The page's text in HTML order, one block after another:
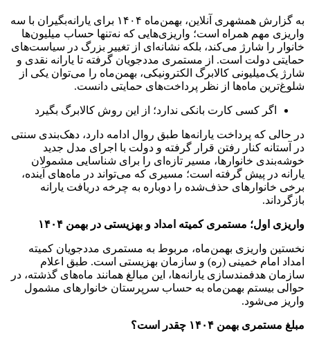
به گزارش همشهری آنلاین، بهمن‌ماه ۱۴۰۴ برای یارانه‌بگیران با سه
واریزی مهم همراه است؛ واریزی‌هایی که نه‌تنها حساب میلیون‌ها
خانوار را شارژ می‌کند، بلکه نشانه‌ای از تغییر بزرگ در سیاست‌های
حمایتی دولت است. از مستمری مددجویان گرفته تا یارانه نقدی و
شارژ یک‌میلیونی کالابرگ الکترونیکی، بهمن‌ماه را می‌توان یکی از
شلوغ‌ترین ماه‌ها از نظر پرداخت‌های حمایتی دانست.
اگر کسی کارت بانکی ندارد؛ از این روش کالابرگ بگیرد
در حالی که پرداخت یارانه‌ها طبق روال ادامه دارد، دهک‌بندی سنتی
در آستانه کنار رفتن قرار گرفته و دولت با اجرای مدل جدید
خوشه‌بندی خانوارها، مسیر تازه‌ای را برای شناسایی مشمولان
یارانه در پیش گرفته است؛ مسیری که می‌تواند در ماه‌های آینده،
برخی خانوارهای حذف‌شده را دوباره به چرخه دریافت یارانه
بازگرداند.
واریزی اول؛ مستمری کمیته امداد و بهزیستی در بهمن ۱۴۰۴
نخستین واریزی بهمن‌ماه، مربوط به مستمری مددجویان کمیته
امداد امام خمینی (ره) و سازمان بهزیستی است. طبق اعلام
سازمان هدفمندسازی یارانه‌ها، این مبالغ همانند ماه‌های گذشته، در
حوالی بیستم بهمن‌ماه به حساب سرپرستان خانوارهای مشمول
واریز می‌شود.
مبلغ مستمری بهمن ۱۴۰۴ چقدر است؟